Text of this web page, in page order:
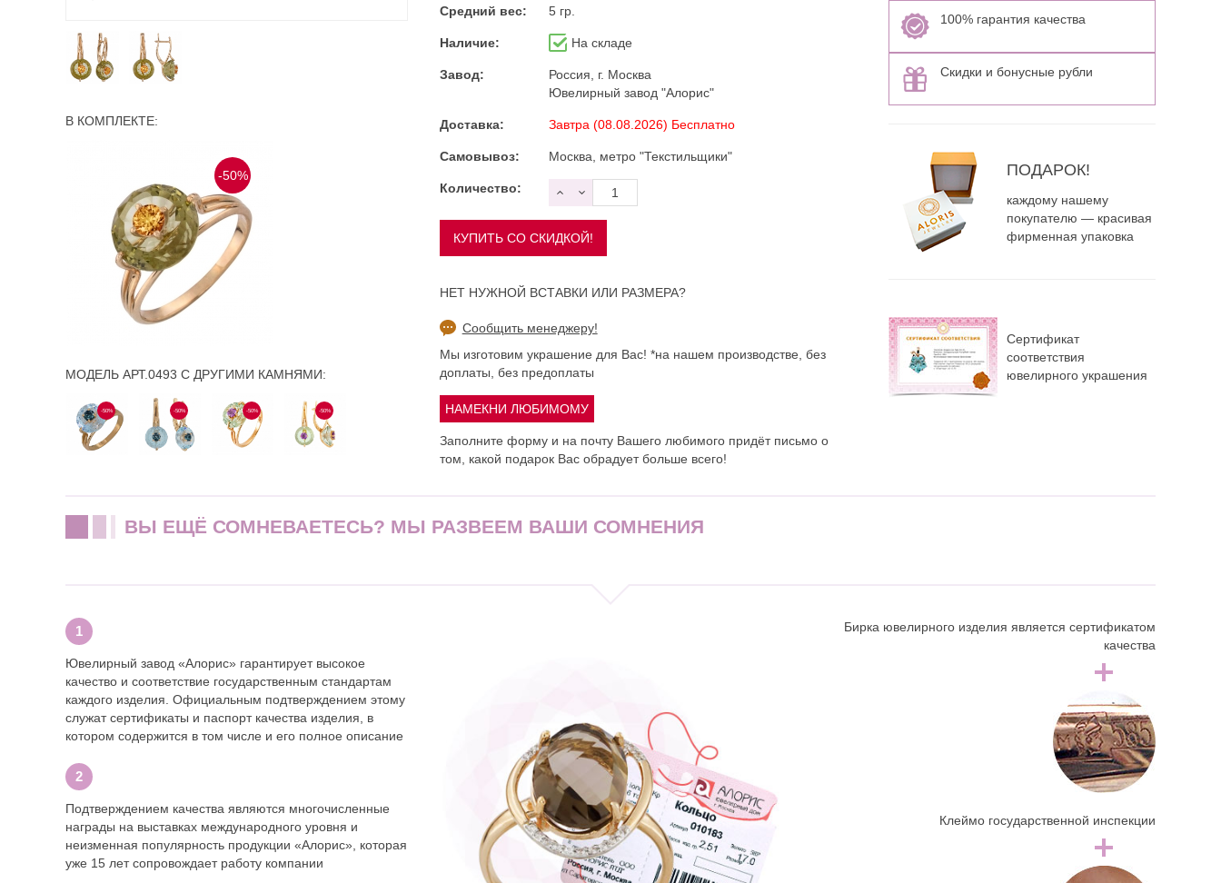
В КОМПЛЕКТЕ:
-50%
МОДЕЛЬ АРТ.0493 С ДРУГИМИ КАМНЯМИ:
-50% -50% -50% -50%
Средний вес: 5 гр.
Наличие: На складе
Завод:
Россия, г. Москва
Ювелирный завод "Алорис"
Доставка: Завтра (08.08.2026) Бесплатно
Самовывоз: Москва, метро "Текстильщики"
Количество:
НЕТ НУЖНОЙ ВСТАВКИ ИЛИ РАЗМЕРА?
Сообщить менеджеру!
Мы изготовим украшение для Вас! *на нашем производстве, без
доплаты, без предоплаты
Заполните форму и на почту Вашего любимого придёт письмо о
том, какой подарок Вас обрадует больше всего!
100% гарантия качества
Скидки и бонусные рубли
ПОДАРОК!
каждому нашему
покупателю — красивая
фирменная упаковка
Сертификат
соответствия
ювелирного украшения
ВЫ ЕЩЁ СОМНЕВАЕТЕСЬ? МЫ РАЗВЕЕМ ВАШИ СОМНЕНИЯ
Ювелирный завод «Алорис» гарантирует высокое
качество и соответствие государственным стандартам
каждого изделия. Официальным подтверждением этому
служат сертификаты и паспорт качества изделия, в
котором содержится в том числе и его полное описание
Подтверждением качества являются многочисленные
награды на выставках международного уровня и
неизменная популярность продукции «Алорис», которая
уже 15 лет сопровождает работу компании
Бирка ювелирного изделия является сертификатом
качества
Клеймо государственной инспекции